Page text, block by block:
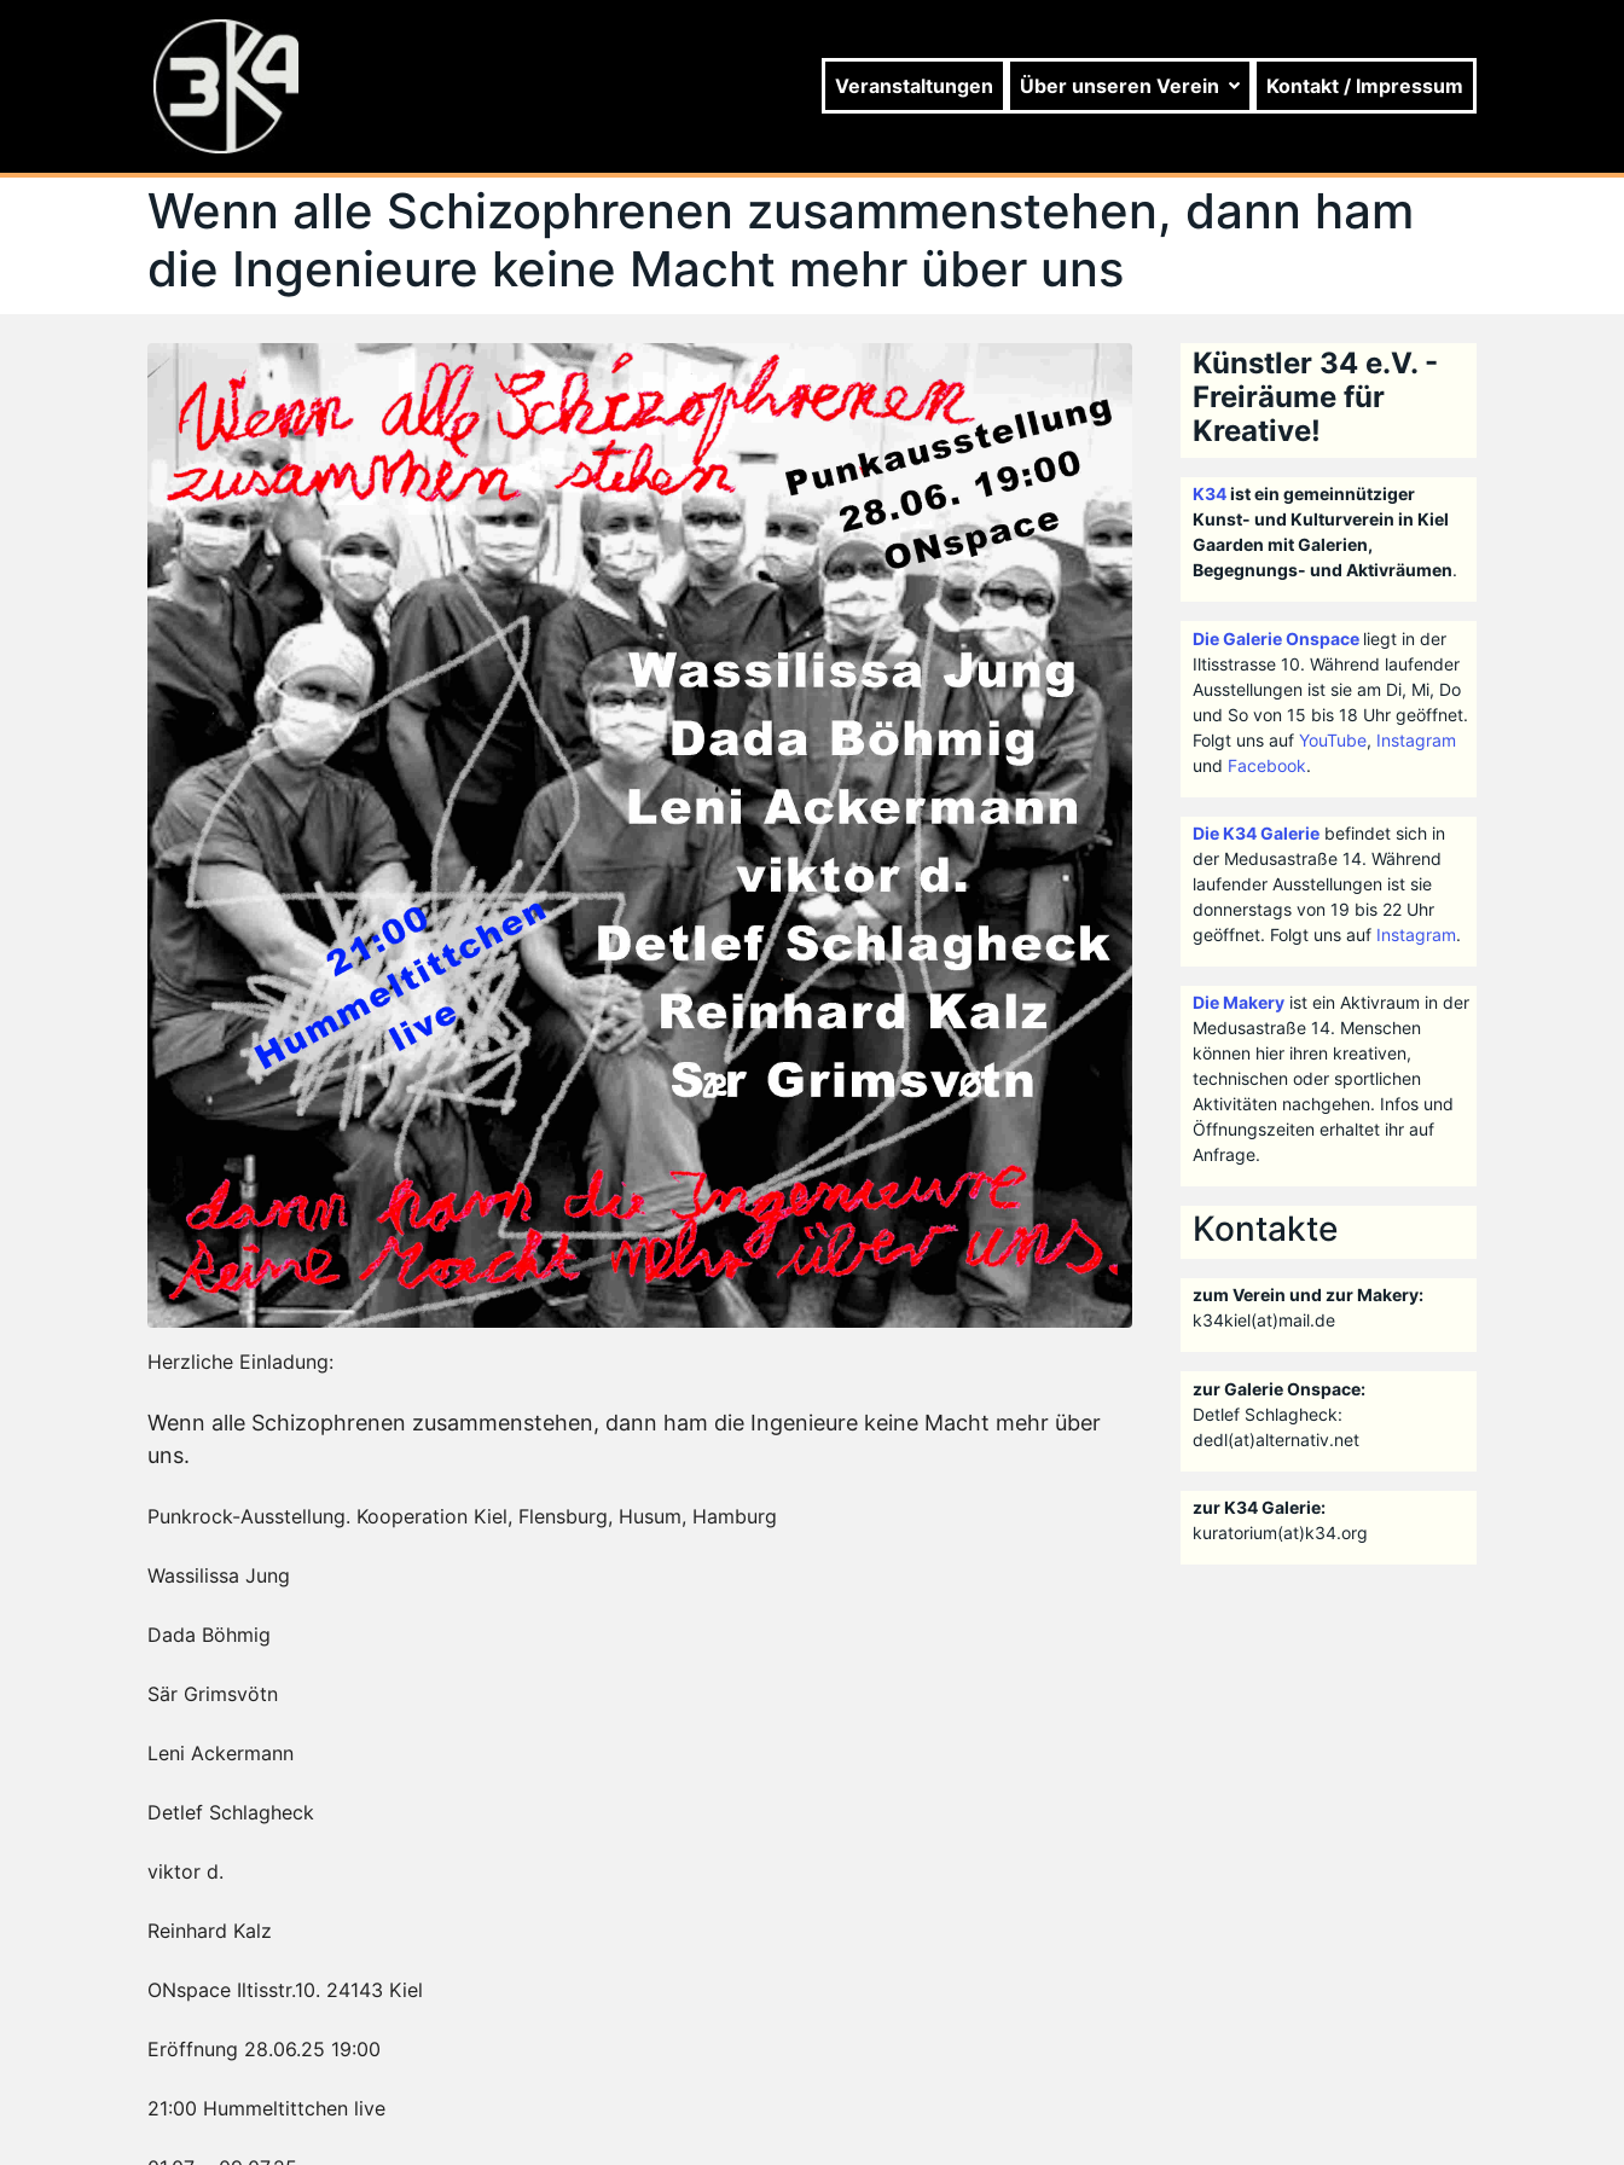
Veranstaltungen Über unseren Verein Kontakt / Impressum
Wenn alle Schizophrenen zusammenstehen, dann ham
die Ingenieure keine Macht mehr über uns
Herzliche Einladung:
Wenn alle Schizophrenen zusammenstehen, dann ham die Ingenieure keine Macht mehr über
uns.
Punkrock-Ausstellung. Kooperation Kiel, Flensburg, Husum, Hamburg
Wassilissa Jung
Dada Böhmig
Sär Grimsvötn
Leni Ackermann
Detlef Schlagheck
viktor d.
Reinhard Kalz
ONspace Iltisstr.10. 24143 Kiel
Eröffnung 28.06.25 19:00
21:00 Hummeltittchen live
Künstler 34 e.V. -
Freiräume für
Kreative!
K34ist ein gemeinnütziger
Kunst- und Kulturverein in Kiel
Gaarden mit Galerien,
Begegnungs- und Aktivräumen.
Die Galerie Onspace liegt in der
Iltisstrasse 10. Während laufender
Ausstellungen ist sie am Di, Mi, Do
und So von 15 bis 18 Uhr geöffnet.
Folgt uns auf YouTube, Instagram
und Facebook.
Die K34 Galeriebefindet sich in
der Medusastraße 14. Während
laufender Ausstellungen ist sie
donnerstags von 19 bis 22 Uhr
geöffnet. Folgt uns auf Instagram.
Die Makeryist ein Aktivraum in der
Medusastraße 14. Menschen
können hier ihren kreativen,
technischen oder sportlichen
Aktivitäten nachgehen. Infos und
Öffnungszeiten erhaltet ihr auf
Anfrage.
Kontakte
zum Verein und zur Makery:
k34kiel(at)mail.de
zur Galerie Onspace:
Detlef Schlagheck:
dedl(at)alternativ.net
zur K34 Galerie:
kuratorium(at)k34.org